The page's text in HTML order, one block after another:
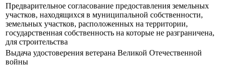
Предварительное согласование предоставления земельных
участков, находящихся в муниципальной собственности,
земельных участков, расположенных на территории,
государственная собственность на которые не разграничена,
для строительства
Выдача удостоверения ветерана Великой Отечественной
войны